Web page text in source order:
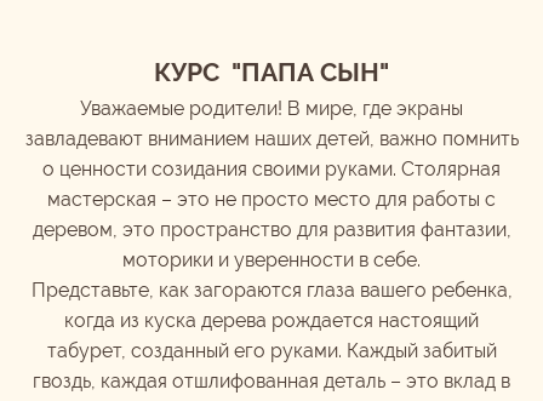
КУРС "ПАПА СЫН"
Уважаемые родители! В мире, где экраны
завладевают вниманием наших детей, важно помнить
о ценности созидания своими руками. Столярная
мастерская – это не просто место для работы с
деревом, это пространство для развития фантазии,
моторики и уверенности в себе.
Представьте, как загораются глаза вашего ребенка,
когда из куска дерева рождается настоящий
табурет, созданный его руками. Каждый забитый
гвоздь, каждая отшлифованная деталь – это вклад в